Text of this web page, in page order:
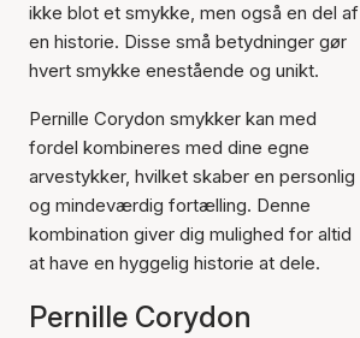
ikke blot et smykke, men også en del af
en historie. Disse små betydninger gør
hvert smykke enestående og unikt.
Pernille Corydon smykker kan med
fordel kombineres med dine egne
arvestykker, hvilket skaber en personlig
og mindeværdig fortælling. Denne
kombination giver dig mulighed for altid
at have en hyggelig historie at dele.
Pernille Corydon